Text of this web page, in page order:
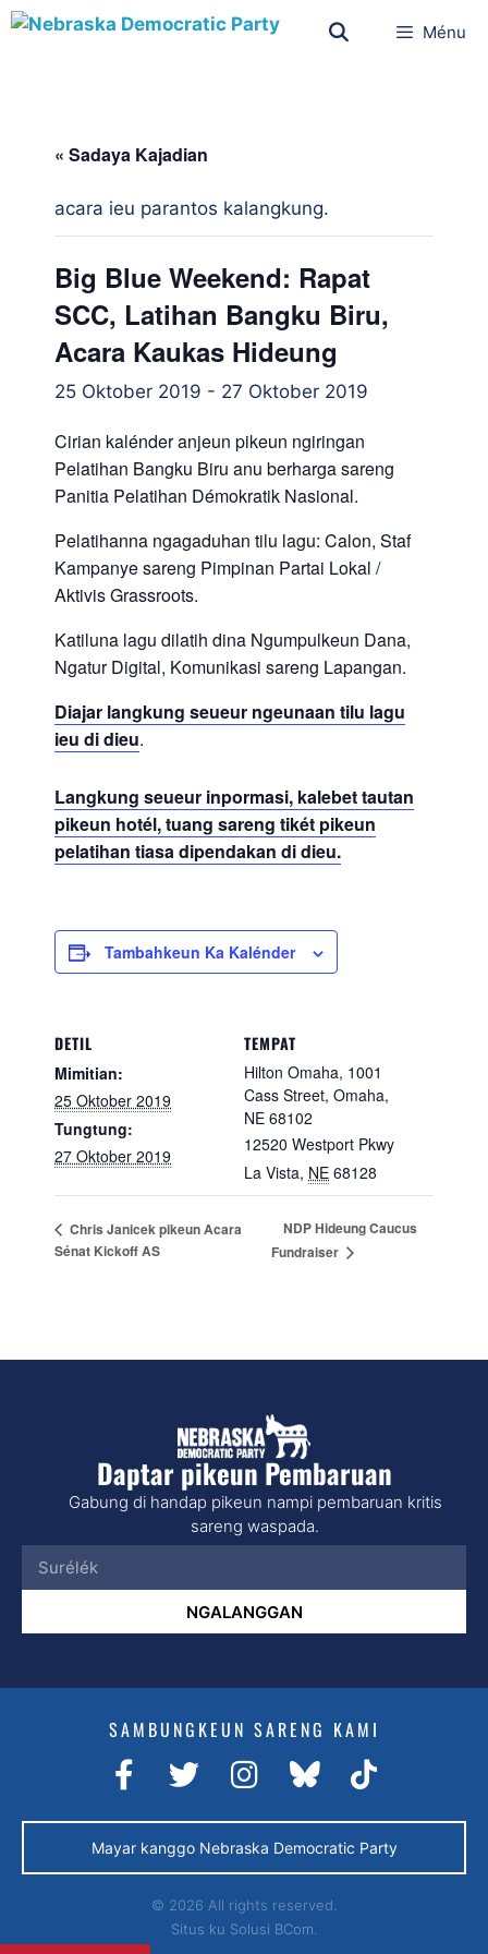
Ménu
« Sadaya Kajadian
acara ieu parantos kalangkung.
Big Blue Weekend: Rapat
SCC, Latihan Bangku Biru,
Acara Kaukas Hideung
25 Oktober 2019 - 27 Oktober 2019
Cirian kalénder anjeun pikeun ngiringan
Pelatihan Bangku Biru anu berharga sareng
Panitia Pelatihan Démokratik Nasional.
Pelatihanna ngagaduhan tilu lagu: Calon, Staf
Kampanye sareng Pimpinan Partai Lokal /
Aktivis Grassroots.
Katiluna lagu dilatih dina Ngumpulkeun Dana,
Ngatur Digital, Komunikasi sareng Lapangan.
Diajar langkung seueur ngeunaan tilu lagu
ieu di dieu.
Langkung seueur inpormasi, kalebet tautan
pikeun hotél, tuang sareng tikét pikeun
pelatihan tiasa dipendakan di dieu.
Tambahkeun Ka Kalénder
DETIL
Mimitian:
25 Oktober 2019
Tungtung:
27 Oktober 2019
TEMPAT
Hilton Omaha, 1001
Cass Street, Omaha,
NE 68102
12520 Westport Pkwy
La Vista, NE 68128
Chris Janicek pikeun Acara
Sénat Kickoff AS
NDP Hideung Caucus
Fundraiser
Daptar pikeun Pembaruan
Gabung di handap pikeun nampi pembaruan kritis
sareng waspada.
NGALANGGAN
SAMBUNGKEUN SARENG KAMI
Mayar kanggo Nebraska Democratic Party
© 2026 All rights reserved.
Situs ku Solusi BCom.